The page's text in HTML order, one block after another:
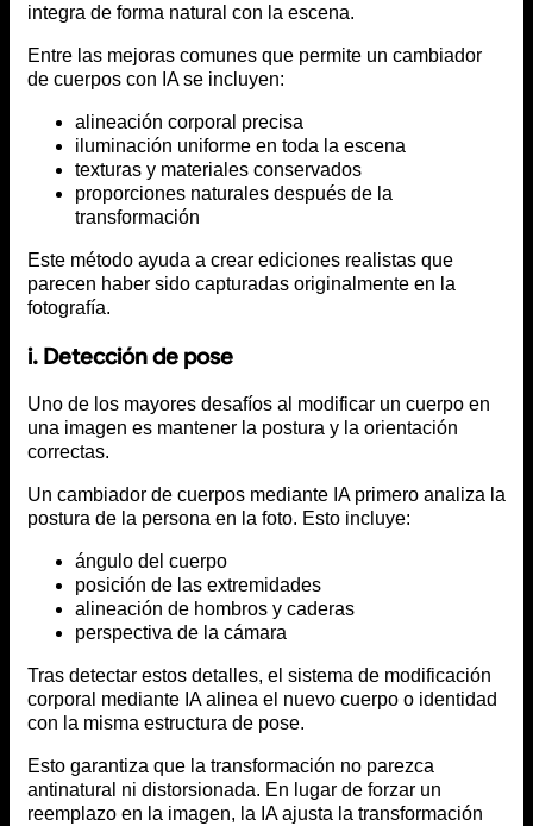
integra de forma natural con la escena.
Entre las mejoras comunes que permite un cambiador
de cuerpos con IA se incluyen:
alineación corporal precisa
iluminación uniforme en toda la escena
texturas y materiales conservados
proporciones naturales después de la
transformación
Este método ayuda a crear ediciones realistas que
parecen haber sido capturadas originalmente en la
fotografía.
i. Detección de pose
Uno de los mayores desafíos al modificar un cuerpo en
una imagen es mantener la postura y la orientación
correctas.
Un cambiador de cuerpos mediante IA primero analiza la
postura de la persona en la foto. Esto incluye:
ángulo del cuerpo
posición de las extremidades
alineación de hombros y caderas
perspectiva de la cámara
Tras detectar estos detalles, el sistema de modificación
corporal mediante IA alinea el nuevo cuerpo o identidad
con la misma estructura de pose.
Esto garantiza que la transformación no parezca
antinatural ni distorsionada. En lugar de forzar un
reemplazo en la imagen, la IA ajusta la transformación